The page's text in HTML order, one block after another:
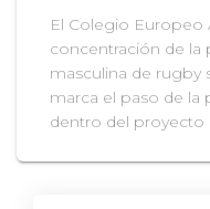
El Colegio Europeo
concentración de la
masculina de rugby
marca el paso de la
dentro del proyecto